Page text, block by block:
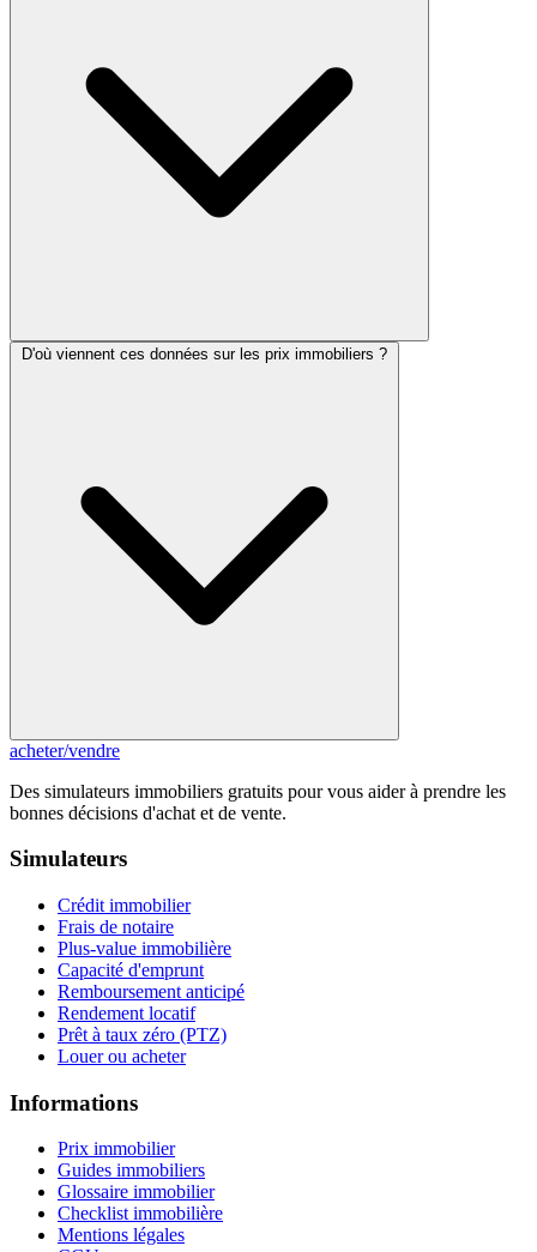
D'où viennent ces données sur les prix immobiliers ?
acheter/vendre
Des simulateurs immobiliers gratuits pour vous aider à prendre les
bonnes décisions d'achat et de vente.
Simulateurs
Crédit immobilier
Frais de notaire
Plus-value immobilière
Capacité d'emprunt
Remboursement anticipé
Rendement locatif
Prêt à taux zéro (PTZ)
Louer ou acheter
Informations
Prix immobilier
Guides immobiliers
Glossaire immobilier
Checklist immobilière
Mentions légales